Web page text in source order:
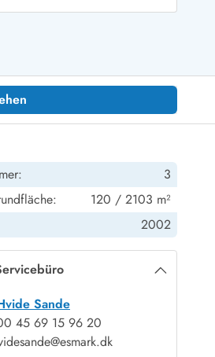
3
120 / 2103 m²
2002
Sande
45 69 15 96 20